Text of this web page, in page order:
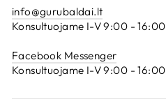
info@gurubaldai.lt
Konsultuojame I-V 9:00 - 16:00
Facebook Messenger
Konsultuojame I-V 9:00 - 16:00